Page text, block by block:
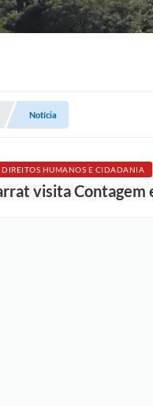
Notícia
DIREITOS HUMANOS E CIDADANIA
visita Contagem